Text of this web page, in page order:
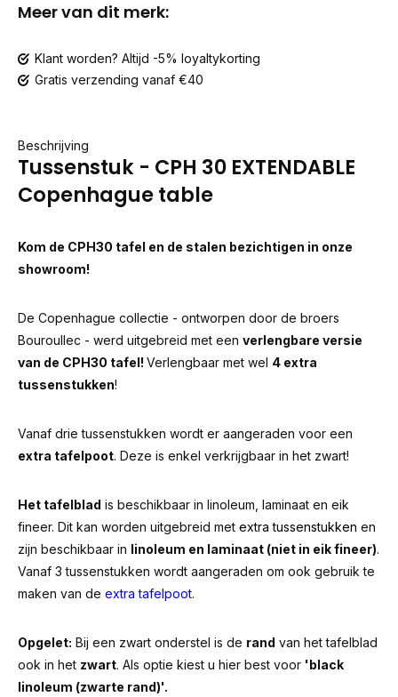
Meer van dit merk:
Klant worden? Altijd -5% loyaltykorting
Gratis verzending vanaf €40
Beschrijving
Tussenstuk - CPH 30 EXTENDABLE
Copenhague table
Kom de CPH30 tafel en de stalen bezichtigen in onze
showroom!
De Copenhague collectie - ontworpen door de broers
Bouroullec - werd uitgebreid met een verlengbare versie
van de CPH30 tafel! Verlengbaar met wel 4 extra
tussenstukken!
Vanaf drie tussenstukken wordt er aangeraden voor een
extra tafelpoot. Deze is enkel verkrijgbaar in het zwart!
Het tafelblad is beschikbaar in linoleum, laminaat en eik
fineer. Dit kan worden uitgebreid met extra tussenstukken en
zijn beschikbaar in linoleum en laminaat (niet in eik fineer).
Vanaf 3 tussenstukken wordt aangeraden om ook gebruik te
maken van de extra tafelpoot.
Opgelet: Bij een zwart onderstel is de rand van het tafelblad
ook in het zwart. Als optie kiest u hier best voor 'black
linoleum (zwarte rand)'.